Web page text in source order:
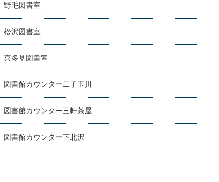
野毛図書室
松沢図書室
喜多見図書室
図書館カウンター二子玉川
図書館カウンター三軒茶屋
図書館カウンター下北沢